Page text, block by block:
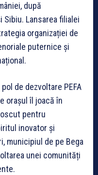
după
Lansarea filialei
organizației de
puternice și
de dezvoltare PEFA
orașul îl joacă în
pentru
inovator și
municipiul de pe Bega
unei comunități